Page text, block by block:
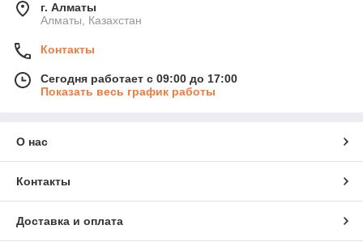
г. Алматы
Алматы, Казахстан
Контакты
Сегодня работает с 09:00 до 17:00
Показать весь график работы
О нас
Контакты
Доставка и оплата